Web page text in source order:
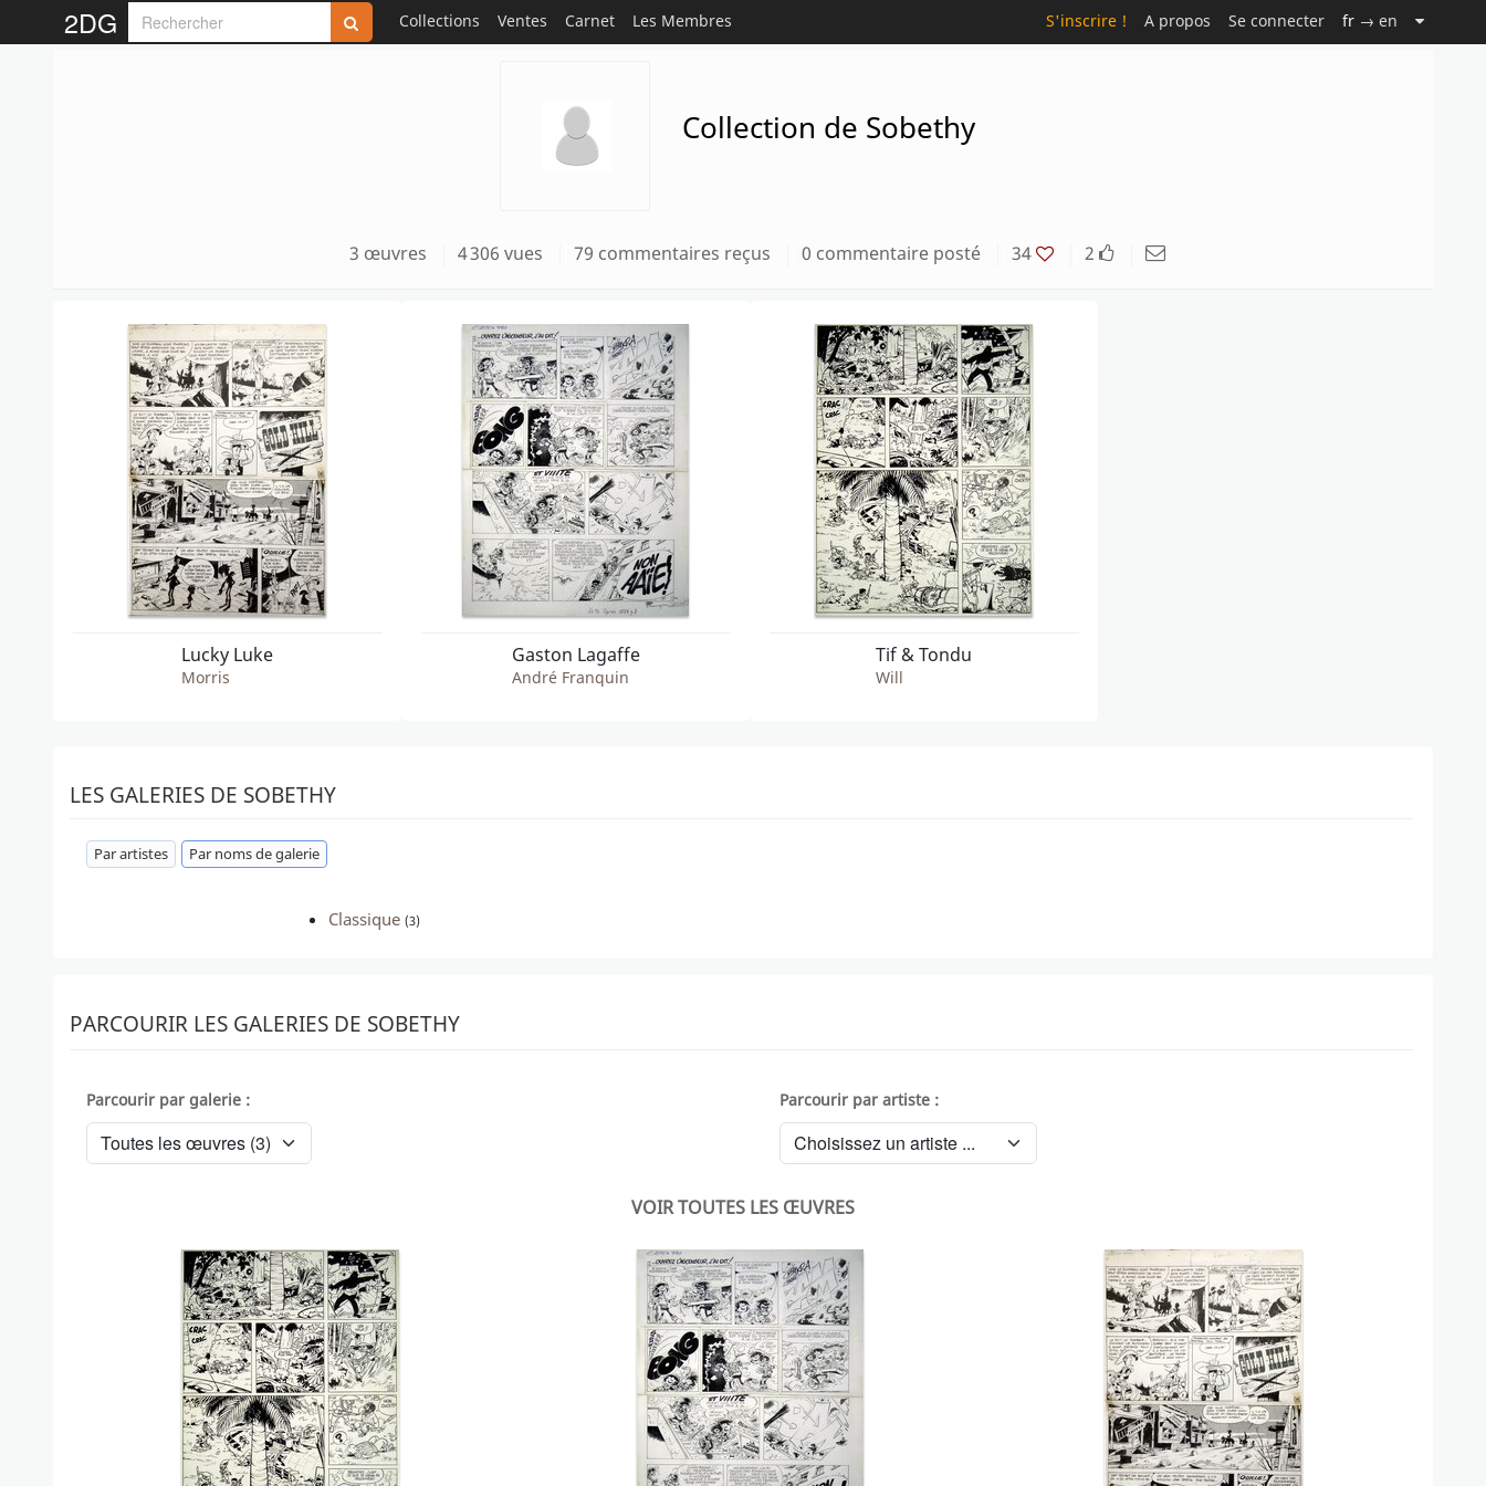
2DG Collections Ventes Carnet Les Membres S'inscrire ! A propos Se connecter fr → en
Collection de Sobethy
3 œuvres 4 306 vues 79 commentaires reçus 0 commentaire posté 34 2
Lucky Luke
Morris
Gaston Lagaffe
André Franquin
Tif & Tondu
Will
LES GALERIES DE SOBETHY
Par artistes Par noms de galerie
Classique (3)
PARCOURIR LES GALERIES DE SOBETHY
Parcourir par galerie : Parcourir par artiste :
VOIR TOUTES LES ŒUVRES